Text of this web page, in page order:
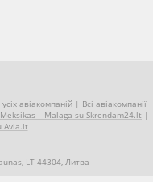
авіакомпаній | Всі авіакомпанії
Meksikas – Malaga su Skrendam24.lt |
Avia.lt
LT-44304, Литва